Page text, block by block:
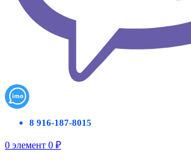
8 916-187-8015
0 элемент 0 ₽